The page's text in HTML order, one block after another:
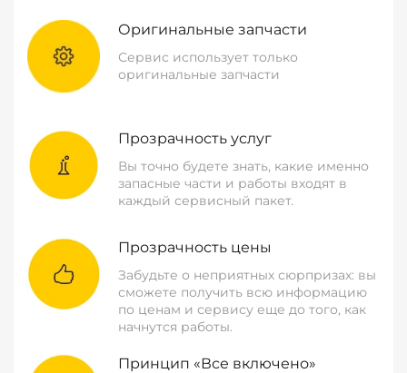
Оригинальные запчасти
Сервис использует только
оригинальные запчасти
Прозрачность услуг
Вы точно будете знать, какие именно
запасные части и работы входят в
каждый сервисный пакет.
Прозрачность цены
Забудьте о неприятных сюрпризах: вы
сможете получить всю информацию
по ценам и сервису еще до того, как
начнутся работы.
Принцип «Все включено»